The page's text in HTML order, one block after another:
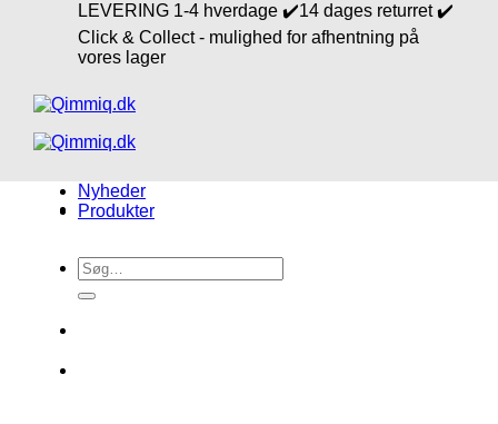
LEVERING 1-4 hverdage ✔️14 dages returret ✔️
Click & Collect - mulighed for afhentning på
vores lager
Søg
efter:
Nyheder
Produkter